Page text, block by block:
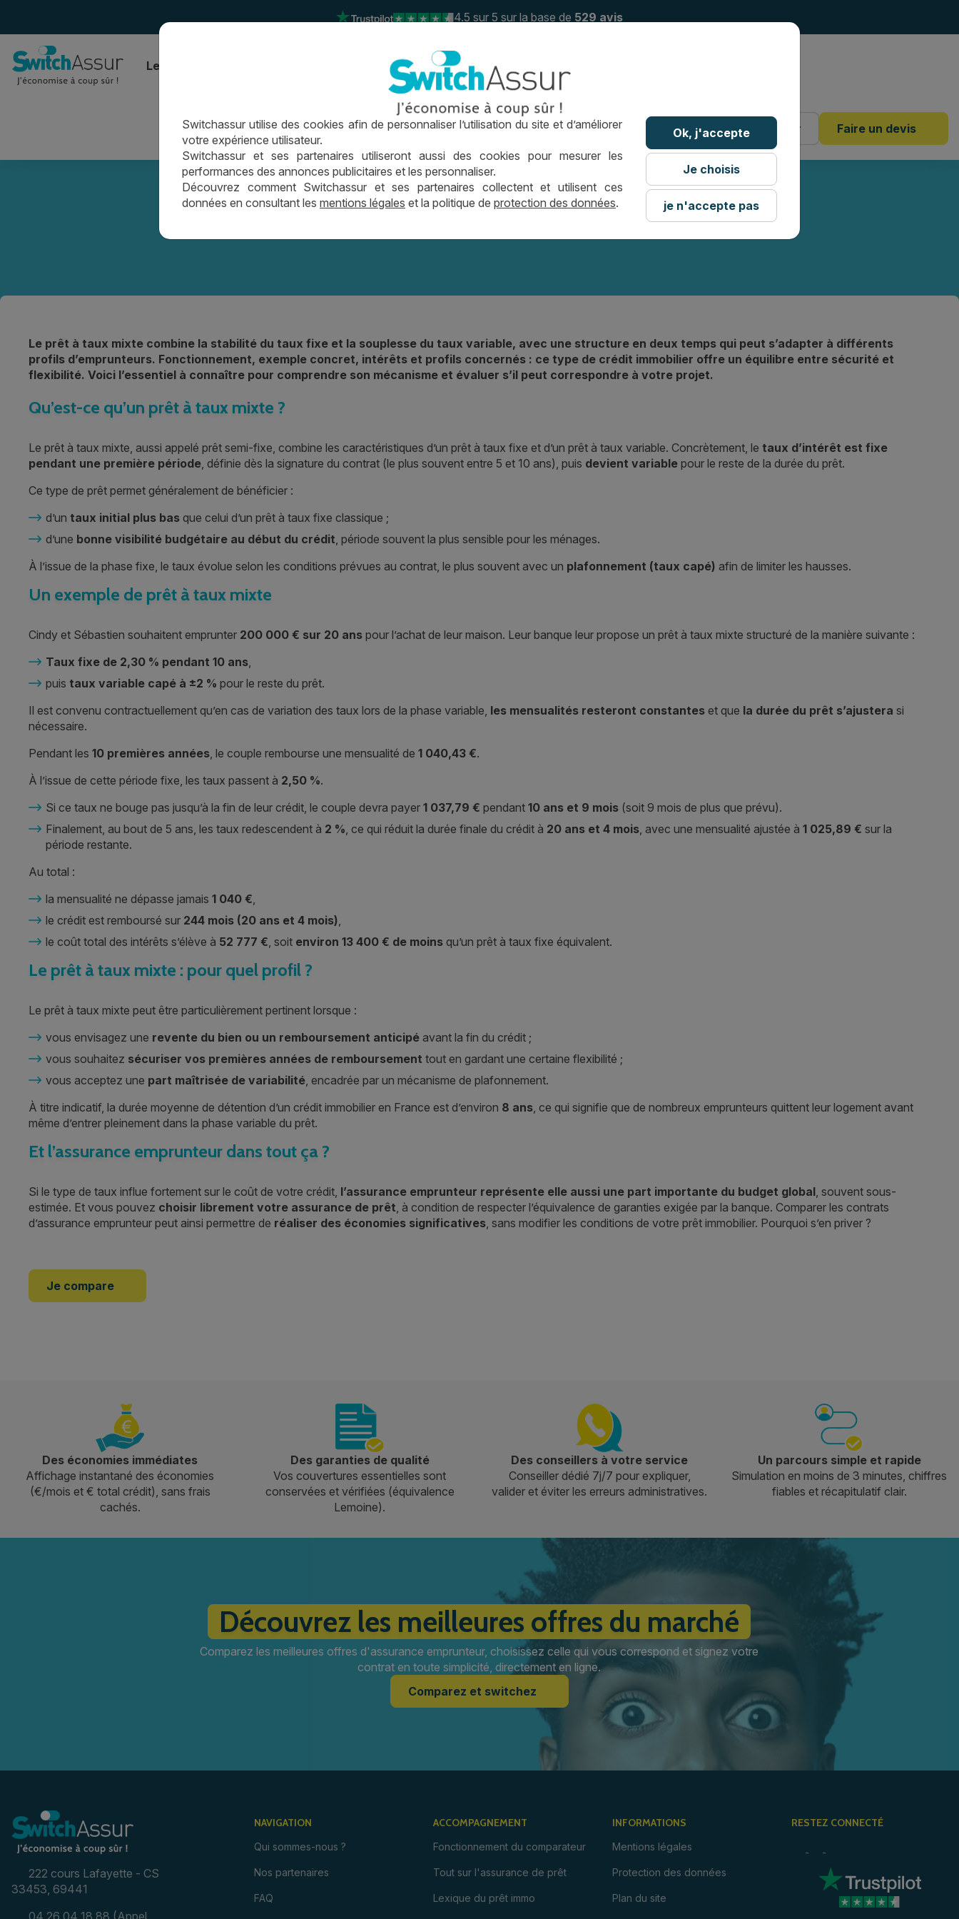
4.5sur 5 sur la base de 529 avis
Le comparateur Le crédit immo Conseils
04 26 04 18 88 Mon dossier Faire un devis
Le prêt à taux mixte (ou semi-fixe)
Le prêt à taux mixte combine la stabilité du taux fixe et la souplesse du taux variable, avec une structure en deux temps qui peut s’adapter à différents
profils d’emprunteurs. Fonctionnement, exemple concret, intérêts et profils concernés : ce type de crédit immobilier offre un équilibre entre sécurité et
flexibilité. Voici l’essentiel à connaître pour comprendre son mécanisme et évaluer s’il peut correspondre à votre projet.
Qu’est-ce qu’un prêt à taux mixte ?
Le prêt à taux mixte, aussi appelé prêt semi-fixe, combine les caractéristiques d’un prêt à taux fixe et d’un prêt à taux variable. Concrètement, le taux d’intérêt est fixe
pendant une première période, définie dès la signature du contrat (le plus souvent entre 5 et 10 ans), puis devient variable pour le reste de la durée du prêt.
Ce type de prêt permet généralement de bénéficier :
d’un taux initial plus bas que celui d’un prêt à taux fixe classique ;
d’une bonne visibilité budgétaire au début du crédit, période souvent la plus sensible pour les ménages.
À l’issue de la phase fixe, le taux évolue selon les conditions prévues au contrat, le plus souvent avec un plafonnement (taux capé) afin de limiter les hausses.
Un exemple de prêt à taux mixte
Cindy et Sébastien souhaitent emprunter 200 000 € sur 20 ans pour l’achat de leur maison. Leur banque leur propose un prêt à taux mixte structuré de la manière suivante :
Taux fixe de 2,30 % pendant 10 ans,
puis taux variable capé à ±2 % pour le reste du prêt.
Il est convenu contractuellement qu’en cas de variation des taux lors de la phase variable, les mensualités resteront constantes et que la durée du prêt s’ajustera si
nécessaire.
Pendant les 10 premières années, le couple rembourse une mensualité de 1 040,43 €.
À l’issue de cette période fixe, les taux passent à 2,50 %.
Si ce taux ne bouge pas jusqu’à la fin de leur crédit, le couple devra payer 1 037,79 € pendant 10 ans et 9 mois (soit 9 mois de plus que prévu).
Finalement, au bout de 5 ans, les taux redescendent à 2 %, ce qui réduit la durée finale du crédit à 20 ans et 4 mois, avec une mensualité ajustée à 1 025,89 € sur la
période restante.
Au total :
la mensualité ne dépasse jamais 1 040 €,
le crédit est remboursé sur 244 mois (20 ans et 4 mois),
le coût total des intérêts s’élève à 52 777 €, soit environ 13 400 € de moins qu’un prêt à taux fixe équivalent.
Le prêt à taux mixte : pour quel profil ?
Le prêt à taux mixte peut être particulièrement pertinent lorsque :
vous envisagez une revente du bien ou un remboursement anticipé avant la fin du crédit ;
vous souhaitez sécuriser vos premières années de remboursement tout en gardant une certaine flexibilité ;
vous acceptez une part maîtrisée de variabilité, encadrée par un mécanisme de plafonnement.
À titre indicatif, la durée moyenne de détention d’un crédit immobilier en France est d’environ 8 ans, ce qui signifie que de nombreux emprunteurs quittent leur logement avant
même d’entrer pleinement dans la phase variable du prêt.
Et l’assurance emprunteur dans tout ça ?
Si le type de taux influe fortement sur le coût de votre crédit, l’assurance emprunteur représente elle aussi une part importante du budget global, souvent sous-
estimée. Et vous pouvez choisir librement votre assurance de prêt, à condition de respecter l’équivalence de garanties exigée par la banque. Comparer les contrats
d’assurance emprunteur peut ainsi permettre de réaliser des économies significatives, sans modifier les conditions de votre prêt immobilier. Pourquoi s’en priver ?
Je compare
Switchassur utilise des cookies afin de personnaliser l’utilisation du site et d’améliorer
votre expérience utilisateur.
Switchassur et ses partenaires utiliseront aussi des cookies pour mesurer les
performances des annonces publicitaires et les personnaliser.
Découvrez comment Switchassur et ses partenaires collectent et utilisent ces
données en consultant les mentions légales et la politique de protection des données.
Ok, j'accepte
Je choisis
je n'accepte pas
Des économies immédiates
Affichage instantané des économies
(€/mois et € total crédit), sans frais
cachés.
Des garanties de qualité
Vos couvertures essentielles sont
conservées et vérifiées (équivalence
Lemoine).
Des conseillers à votre service
Conseiller dédié 7j/7 pour expliquer,
valider et éviter les erreurs administratives.
Un parcours simple et rapide
Simulation en moins de 3 minutes, chiffres
fiables et récapitulatif clair.
Découvrez les meilleures offres du marché
Comparez les meilleures offres d'assurance emprunteur, choisissez celle qui vous correspond et signez votre
contrat en toute simplicité, directement en ligne.
Comparez et switchez
222 cours Lafayette - CS
33453, 69441
04 26 04 18 88 (Appel
NAVIGATION
Qui sommes-nous ?
Nos partenaires
FAQ
ACCOMPAGNEMENT
Fonctionnement du comparateur
Tout sur l'assurance de prêt
Lexique du prêt immo
INFORMATIONS
Mentions légales
Protection des données
Plan du site
RESTEZ CONNECTÉ